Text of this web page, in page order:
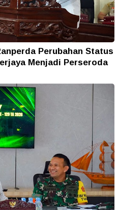
Perubahan Status
Menjadi Perseroda